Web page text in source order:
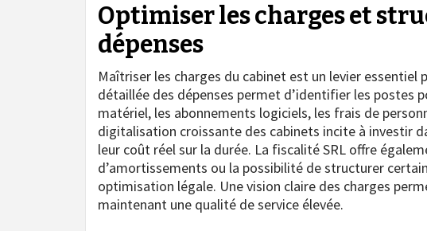
Optimiser les charges et
dépenses
Maîtriser les charges du cabinet est un levier
détaillée des dépenses permet d’identifier les postes
matériel, les abonnements logiciels, les frais de
digitalisation croissante des cabinets incite à investir
leur coût réel sur la durée. La fiscalité SRL offre
d’amortissements ou la possibilité de structurer
optimisation légale. Une vision claire des charges
maintenant une qualité de service élevée.